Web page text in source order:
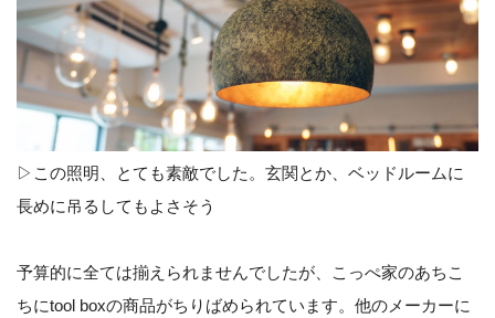
▷この照明、とても素敵でした。玄関とか、ベッドルームに
長めに吊るしてもよさそう
予算的に全ては揃えられませんでしたが、こっぺ家のあちこ
ちにtool boxの商品がちりばめられています。他のメーカーに